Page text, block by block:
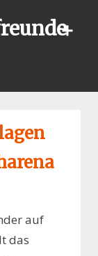
auf
das